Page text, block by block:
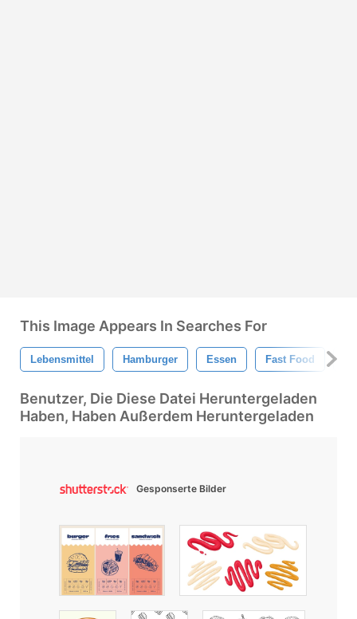
This Image Appears In Searches For
Lebensmittel Hamburger Essen Fast Food
Benutzer, Die Diese Datei Heruntergeladen
Haben, Haben Außerdem Heruntergeladen
Gesponserte Bilder